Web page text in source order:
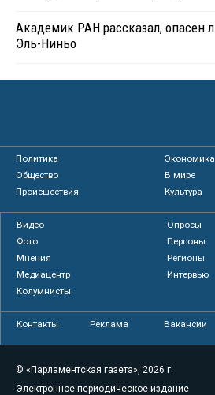
Академик РАН рассказал, опасен
Эль-Ниньо
Политика
Экономика
Общество
В мире
Происшествия
Культура
Видео
Опросы
Фото
Персоны
Мнения
Регионы
Медиацентр
Интервью
Колумнисты
Контакты Реклама Вакансии
© «Парламентская газета», 2026 г.
Электронное периодическое издание